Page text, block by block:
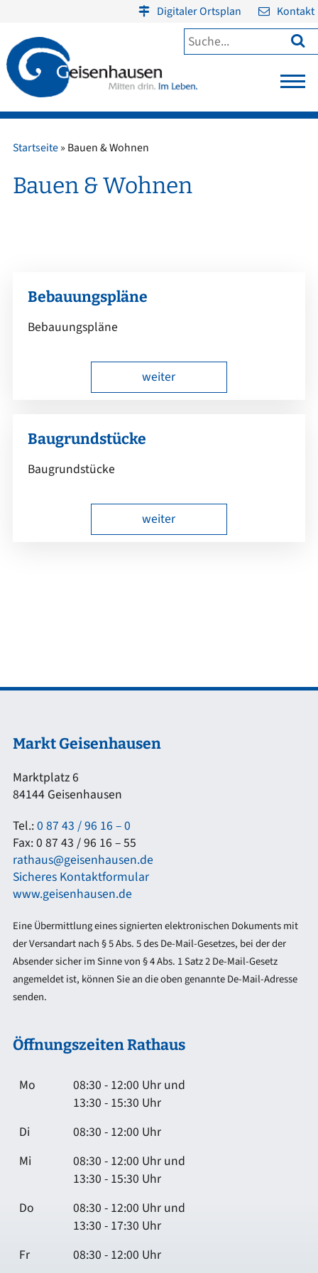
Digitaler Ortsplan Kontakt

Startseite» Bauen & Wohnen
Bauen & Wohnen
Bebauungspläne
Bebauungspläne
weiter
Baugrundstücke
Baugrundstücke
weiter
Markt Geisenhausen
Marktplatz 6
84144 Geisenhausen
Tel.:0 87 43 / 96 16 – 0
Fax: 0 87 43 / 96 16 – 55
rathaus@geisenhausen.de
Sicheres Kontaktformular
www.geisenhausen.de
Eine Übermittlung eines signierten elektronischen Dokuments mit
der Versandart nach § 5 Abs. 5 des De-Mail-Gesetzes, bei der der
Absender sicher im Sinne von § 4 Abs. 1 Satz 2 De-Mail-Gesetz
angemeldet ist, können Sie an die oben genannte De-Mail-Adresse
senden.
Öffnungszeiten Rathaus
Mo
08:30 - 12:00 Uhr und
13:30 - 15:30 Uhr
Di
08:30 - 12:00 Uhr
Mi
08:30 - 12:00 Uhr und
13:30 - 15:30 Uhr
Do
08:30 - 12:00 Uhr und
13:30 - 17:30 Uhr
Fr
08:30 - 12:00 Uhr